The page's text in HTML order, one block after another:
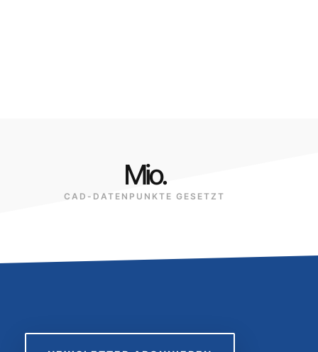
Mio.
CAD-DATENPUNKTE GESETZT